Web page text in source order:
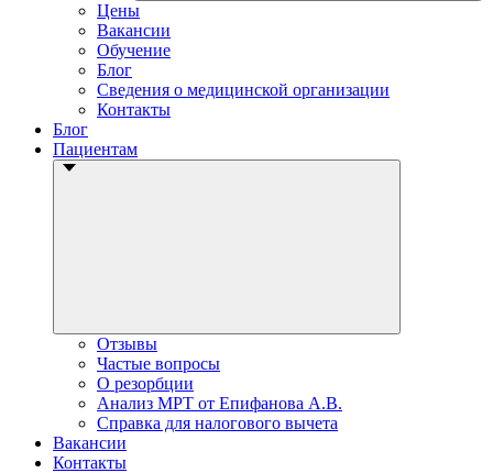
Цены
Вакансии
Обучение
Блог
Сведения о медицинской организации
Контакты
Блог
Пациентам
Отзывы
Частые вопросы
О резорбции
Анализ МРТ от Епифанова А.В.
Справка для налогового вычета
Вакансии
Контакты